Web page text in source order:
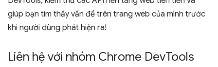
giúp bạn tìm thấy vấn đề trên trang web của mình trước
khi người dùng phát hiện ra!
Liên hệ với nhóm Chrome DevTools